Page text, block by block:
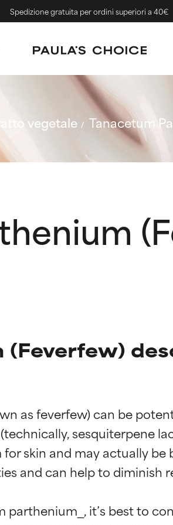
Spedizione gratuita per ordini superiori a 40€
vegetale
Tanacetum
(Feverfew)
as feverfew) can be
sesquiterpene
skin and may actually
and can help to diminish
parthenium_, it’s best to